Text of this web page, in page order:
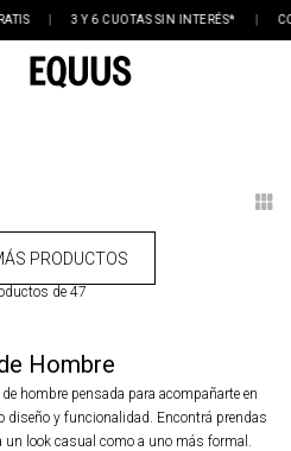
3 Y 6 CUOTAS SIN INTERÉS*
de 47
Hombre
hombre pensada para acompañarte en
diseño y funcionalidad. Encontrá prendas
un look casual como a uno más formal.